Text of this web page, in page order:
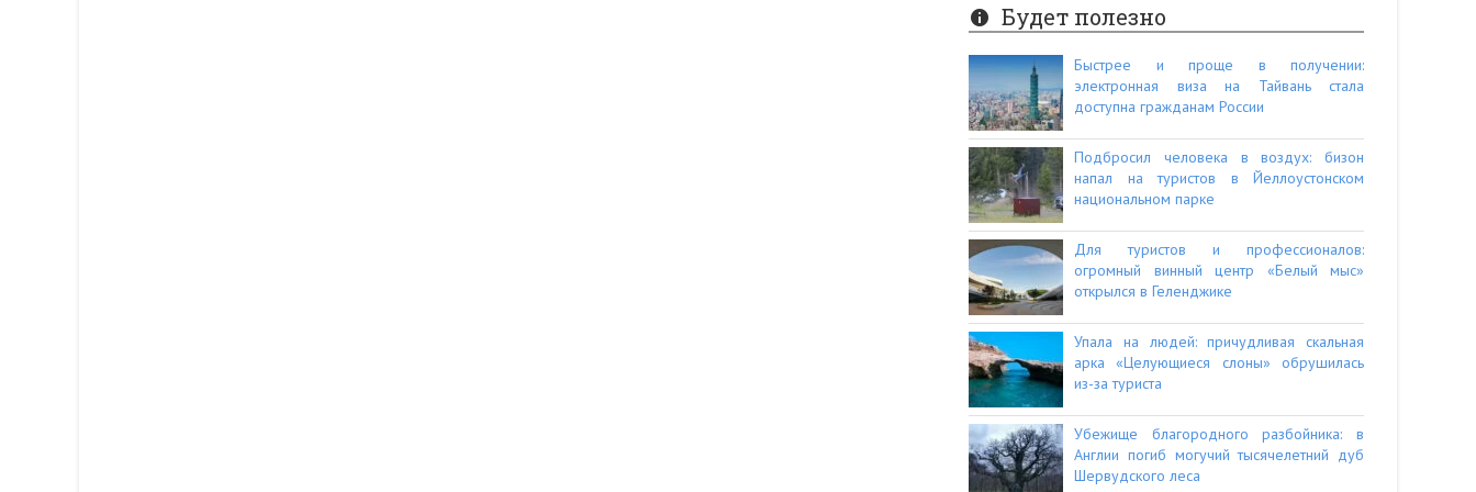
Будет полезно
Быстрее и проще в получении:
электронная виза на Тайвань стала
доступна гражданам России
Подбросил человека в воздух: бизон
напал на туристов в Йеллоустонском
национальном парке
Для туристов и профессионалов:
огромный винный центр «Белый мыс»
открылся в Геленджике
Упала на людей: причудливая скальная
арка «Целующиеся слоны» обрушилась
из-за туриста
Убежище благородного разбойника: в
Англии погиб могучий тысячелетний дуб
Шервудского леса